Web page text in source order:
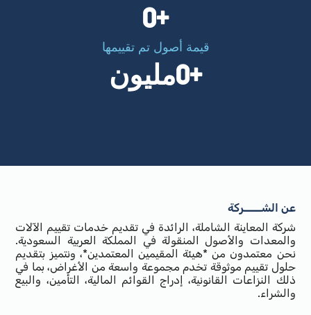
+
0
قيمة أصول تم تقييمها
+
0مليون
عن الشـــــركة
شركة المعاينة الشاملة، الرائدة في تقديم خدمات تقييم الآلات
والمعدات والأصول المنقولة في المملكة العربية السعودية.
نحن معتمدون من *هيئة المقيمين المعتمدين*، ونتميز بتقديم
حلول تقييم موثوقة تخدم مجموعة واسعة من الأغراض، بما في
ذلك النزاعات القانونية، إدراج القوائم المالية، التأمين، والبيع
والشراء.